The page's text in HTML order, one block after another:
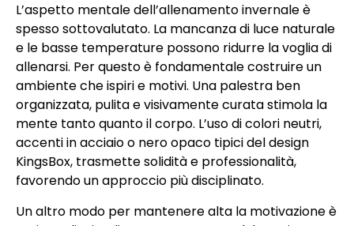
L’aspetto mentale dell’allenamento invernale è
spesso sottovalutato. La mancanza di luce naturale
e le basse temperature possono ridurre la voglia di
allenarsi. Per questo è fondamentale costruire un
ambiente che ispiri e motivi. Una palestra ben
organizzata, pulita e visivamente curata stimola la
mente tanto quanto il corpo. L’uso di colori neutri,
accenti in acciaio o nero opaco tipici del design
KingsBox, trasmette solidità e professionalità,
favorendo un approccio più disciplinato.
Un altro modo per mantenere alta la motivazione è